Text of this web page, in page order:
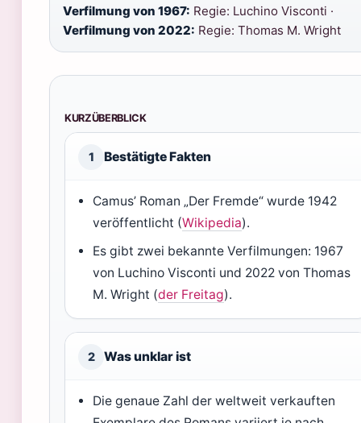
Verfilmung von 1967: Regie: Luchino Visconti ·
Verfilmung von 2022: Regie: Thomas M. Wright
KURZÜBERBLICK
1 Bestätigte Fakten
Camus’ Roman „Der Fremde“ wurde 1942
veröffentlicht (Wikipedia).
Es gibt zwei bekannte Verfilmungen: 1967
von Luchino Visconti und 2022 von Thomas
M. Wright (der Freitag).
2 Was unklar ist
Die genaue Zahl der weltweit verkauften